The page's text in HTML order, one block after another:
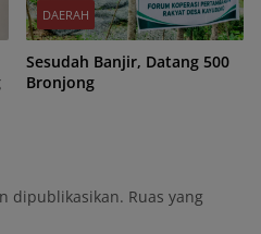
DAERAH
Sesudah Banjir, Datang 500
Bronjong
dipublikasikan. Ruas yang